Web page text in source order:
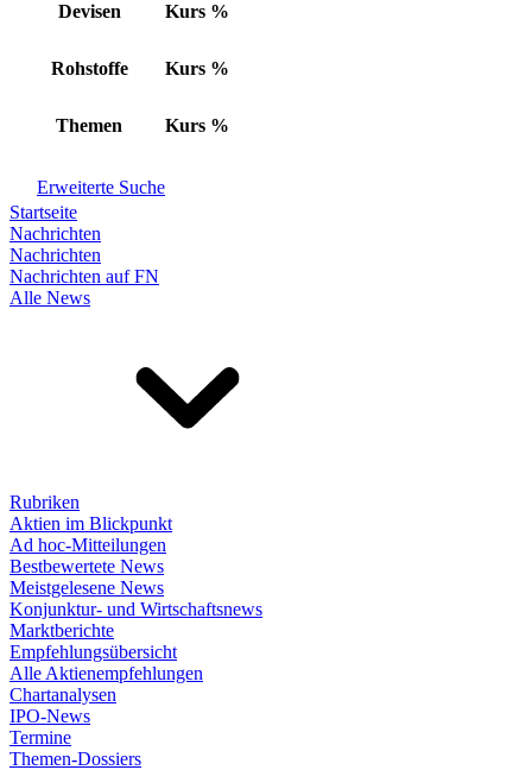
Devisen Kurs %
Rohstoffe Kurs %
Themen Kurs %
Erweiterte Suche
Startseite
Nachrichten
Nachrichten
Nachrichten auf FN
Alle News
Rubriken
Aktien im Blickpunkt
Ad hoc-Mitteilungen
Bestbewertete News
Meistgelesene News
Konjunktur- und Wirtschaftsnews
Marktberichte
Empfehlungsübersicht
Alle Aktienempfehlungen
Chartanalysen
IPO-News
Termine
Themen-Dossiers